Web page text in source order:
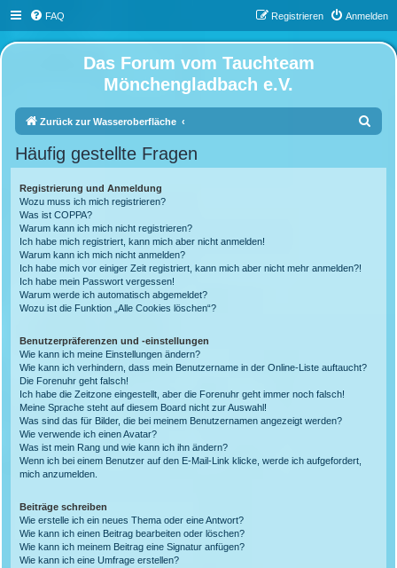
FAQ Anmelden
Registrieren
Das Forum vom Tauchteam
Mönchengladbach e.V.
Zurück zur Wasseroberfläche
Häufig gestellte Fragen
Registrierung und Anmeldung
Wozu muss ich mich registrieren?
Was ist COPPA?
Warum kann ich mich nicht registrieren?
Ich habe mich registriert, kann mich aber nicht anmelden!
Warum kann ich mich nicht anmelden?
Ich habe mich vor einiger Zeit registriert, kann mich aber nicht mehr anmelden?!
Ich habe mein Passwort vergessen!
Warum werde ich automatisch abgemeldet?
Wozu ist die Funktion „Alle Cookies löschen“?
Benutzerpräferenzen und -einstellungen
Wie kann ich meine Einstellungen ändern?
Wie kann ich verhindern, dass mein Benutzername in der Online-Liste auftaucht?
Die Forenuhr geht falsch!
Ich habe die Zeitzone eingestellt, aber die Forenuhr geht immer noch falsch!
Meine Sprache steht auf diesem Board nicht zur Auswahl!
Was sind das für Bilder, die bei meinem Benutzernamen angezeigt werden?
Wie verwende ich einen Avatar?
Was ist mein Rang und wie kann ich ihn ändern?
Wenn ich bei einem Benutzer auf den E-Mail-Link klicke, werde ich aufgefordert,
mich anzumelden.
Beiträge schreiben
Wie erstelle ich ein neues Thema oder eine Antwort?
Wie kann ich einen Beitrag bearbeiten oder löschen?
Wie kann ich meinem Beitrag eine Signatur anfügen?
Wie kann ich eine Umfrage erstellen?